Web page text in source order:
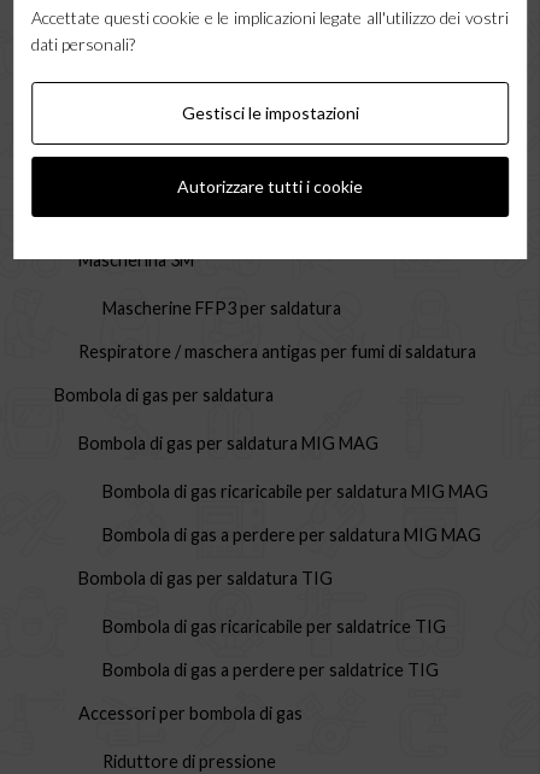
Maschera GVS | Maschera respiratoria per saldatura
Tenda per saldatura Cepro
Telo ignifugo / Coperta ignifuga per saldatura
Mascherina 3M
Mascherine FFP3 per saldatura
Respiratore / maschera antigas per fumi di saldatura
Bombola di gas per saldatura
Bombola di gas per saldatura MIG MAG
Bombola di gas ricaricabile per saldatura MIG MAG
Bombola di gas a perdere per saldatura MIG MAG
Bombola di gas per saldatura TIG
Bombola di gas ricaricabile per saldatrice TIG
Bombola di gas a perdere per saldatrice TIG
Accessori per bombola di gas
Riduttore di pressione
Accettate questi cookie e le implicazioni legate all'utilizzo dei vostri
dati personali?
Gestisci le impostazioni
Autorizzare tutti i cookie